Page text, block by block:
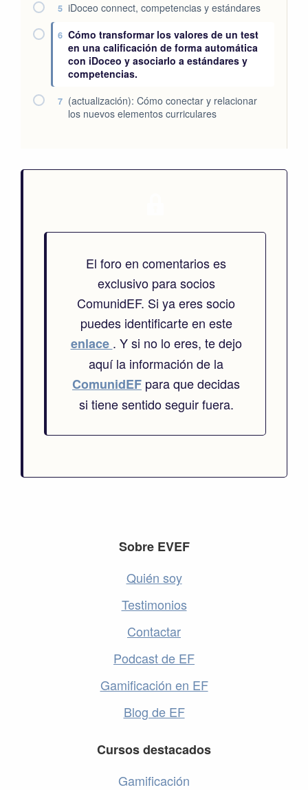
5 iDoceo connect, competencias y estándares
6 Cómo transformar los valores de un test
en una calificación de forma automática
con iDoceo y asociarlo a estándares y
competencias.
7 (actualización): Cómo conectar y relacionar
los nuevos elementos curriculares
El foro en comentarios es
exclusivo para socios
ComunidEF. Si ya eres socio
puedes identificarte en este
enlace . Y si no lo eres, te dejo
aquí la información de la
ComunidEF para que decidas
si tiene sentido seguir fuera.
Sobre EVEF
Quién soy
Testimonios
Contactar
Podcast de EF
Gamificación en EF
Blog de EF
Cursos destacados
Gamificación